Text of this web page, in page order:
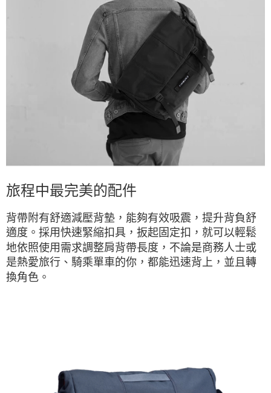
旅程中最完美的配件
背帶附有舒適減壓背墊，能夠有效吸震，提升背負舒
適度。採用快速緊縮扣具，扳起固定扣，就可以輕鬆
地依照使用需求調整肩背帶長度，不論是商務人士或
是熱愛旅行、騎乘單車的你，都能迅速背上，並且轉
換角色。